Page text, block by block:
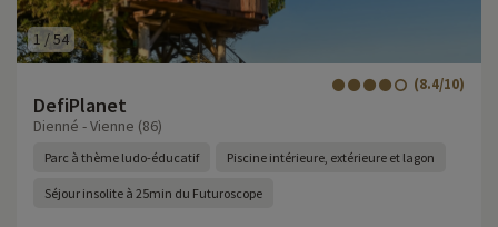
1 /54
DefiPlanet
(8.4/10)
Dienné - Vienne (86)
Parc à thème ludo-éducatif Piscine intérieure, extérieure et lagon
Séjour insolite à 25min du Futuroscope